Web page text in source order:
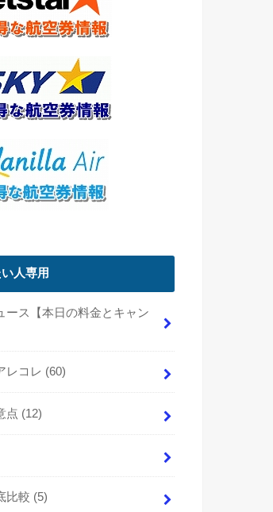
人専用
ース【本日の料金とキャン
レコレ (60)
点 (12)
比較 (5)